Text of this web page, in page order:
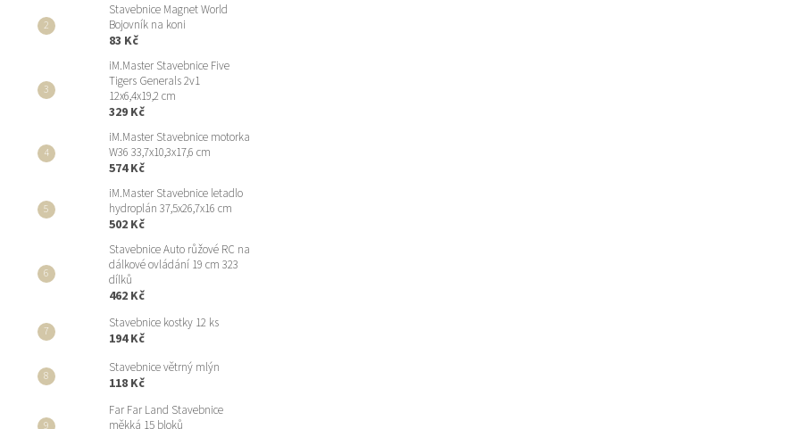
Stavebnice Magnet World
Bojovník na koni
83 Kč
iM.Master Stavebnice Five
Tigers Generals 2v1
12x6,4x19,2 cm
329 Kč
iM.Master Stavebnice motorka
W36 33,7x10,3x17,6 cm
574 Kč
iM.Master Stavebnice letadlo
hydroplán 37,5x26,7x16 cm
502 Kč
Stavebnice Auto růžové RC na
dálkové ovládání 19 cm 323
dílků
462 Kč
Stavebnice kostky 12 ks
194 Kč
Stavebnice větrný mlýn
118 Kč
Far Far Land Stavebnice
měkká 15 bloků